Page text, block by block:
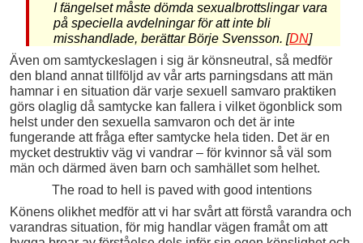
I fängelset måste dömda sexualbrottslingar vara
på speciella avdelningar för att inte bli
misshandlade, berättar Börje Svensson. [DN]
Även om samtyckeslagen i sig är könsneutral, så medför
den bland annat tillföljd av vår arts parningsdans att män
hamnar i en situation där varje sexuell samvaro praktiken
görs olaglig då samtycke kan fallera i vilket ögonblick som
helst under den sexuella samvaron och det är inte
fungerande att fråga efter samtycke hela tiden. Det är en
mycket destruktiv väg vi vandrar – för kvinnor så väl som
män och därmed även barn och samhället som helhet.
The road to hell is paved with good intentions
Könens olikhet medför att vi har svårt att förstå varandra och
varandras situation, för mig handlar vägen framåt om att